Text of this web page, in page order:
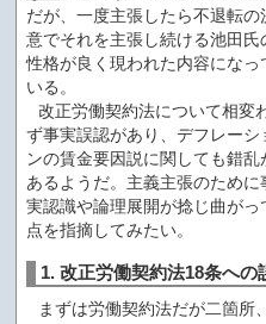
だが、一度主張したら不退転の
意でそれを主張し続ける池田氏
性格が良く現われた内容になっ
いる。
改正労働契約法について相変
ず事実誤認があり、デフレーシ
ンの賃金要因説に関しても錯乱
あるようだ。主義主張のために
実認識や論理展開が捻じ曲が
点を指摘してみたい。
1. 改正労働契約法18条への
まずは労働契約法だが二箇所